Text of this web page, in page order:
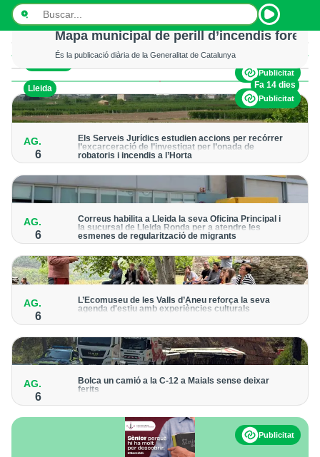
NOTÍCIES
PODCASTS
ESPORTS
CONTACTE
Mor un excursionista en patir un accident
Els serveis d’emergència no van poder fer res per salvar-li la vida
Publicitat
Lleida Fa 14 dies
Mapa municipal de perill d’incendis
És la publicació diària de la Generalitat de Catalunya
Publicitat
AG.
6
Els Serveis Jurídics estudien accions per recórrer
l’excarceració de l’investigat per l’onada de
robatoris i incendis a l’Horta
legals disponibles després de la decisió judicial
AG.
6
Correus habilita a Lleida la seva Oficina Principal i
la sucursal de Lleida Ronda per a atendre les
esmenes de regularització de migrants
setembre i no s’haurà de demanar cita prèvia
AG.
6
L’Ecomuseu de les Valls d’Àneu reforça la seva
agenda d'estiu amb experiències culturals
AG.
6
Bolca un camió a la C-12 a Maials sense deixar
ferits
Publicitat